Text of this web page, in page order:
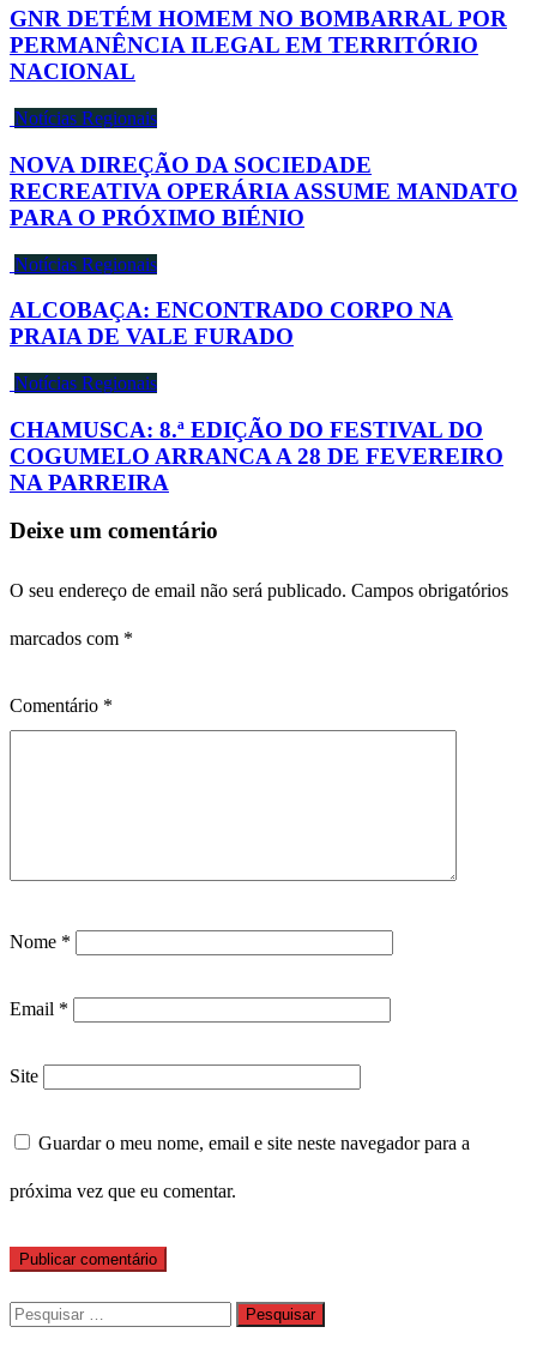
GNR DETÉM HOMEM NO BOMBARRAL POR
PERMANÊNCIA ILEGAL EM TERRITÓRIO
NACIONAL
Notícias Regionais
NOVA DIREÇÃO DA SOCIEDADE
RECREATIVA OPERÁRIA ASSUME MANDATO
PARA O PRÓXIMO BIÉNIO
Notícias Regionais
ALCOBAÇA: ENCONTRADO CORPO NA
PRAIA DE VALE FURADO
Notícias Regionais
CHAMUSCA: 8.ª EDIÇÃO DO FESTIVAL DO
COGUMELO ARRANCA A 28 DE FEVEREIRO
NA PARREIRA
Deixe um comentário
O seu endereço de email não será publicado. Campos obrigatórios
marcados com *
Comentário *
Nome *
Email *
Site
Guardar o meu nome, email e site neste navegador para a
próxima vez que eu comentar.
Pesquisar
por: